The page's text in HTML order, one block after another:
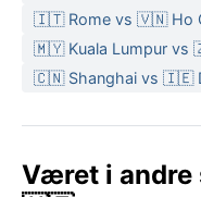
Beste reisetid
fra juni til oktober, da
mer behagelig.
og mars, og bringer
også periodevis
🇮🇹 Rome vs 🇻🇳 Ho
🇲🇾 Kuala Lumpur vs
🇨🇳 Shanghai vs 🇮🇪
Været i andre